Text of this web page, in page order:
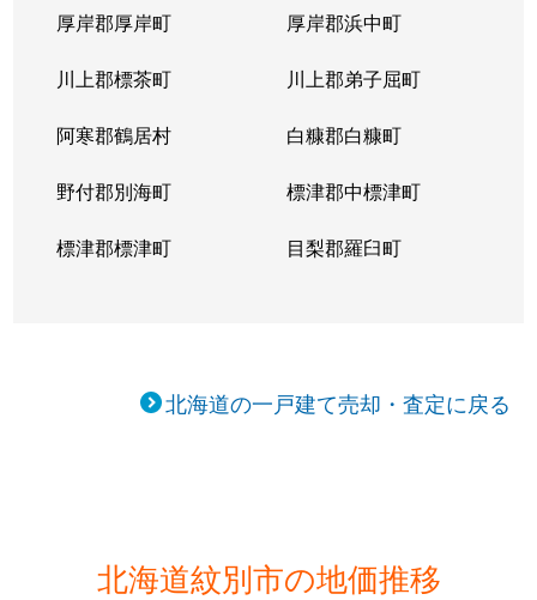
厚岸郡厚岸町 厚岸郡浜中町
川上郡標茶町 川上郡弟子屈町
阿寒郡鶴居村 白糠郡白糠町
野付郡別海町 標津郡中標津町
標津郡標津町 目梨郡羅臼町
北海道の一戸建て売却・査定に戻る
北海道紋別市の地価推移